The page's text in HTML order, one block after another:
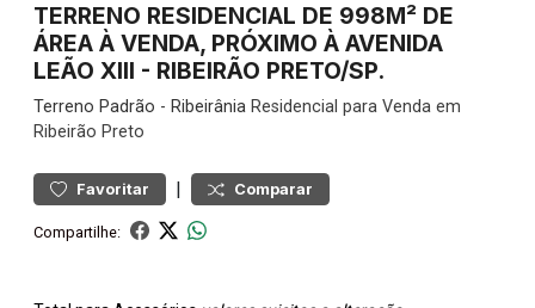
TERRENO RESIDENCIAL DE 998M² DE
ÁREA À VENDA, PRÓXIMO À AVENIDA
LEÃO XIII - RIBEIRÃO PRETO/SP.
Terreno Padrão - Ribeirânia Residencial para Venda em
Ribeirão Preto
Favoritar | Comparar
Compartilhe: